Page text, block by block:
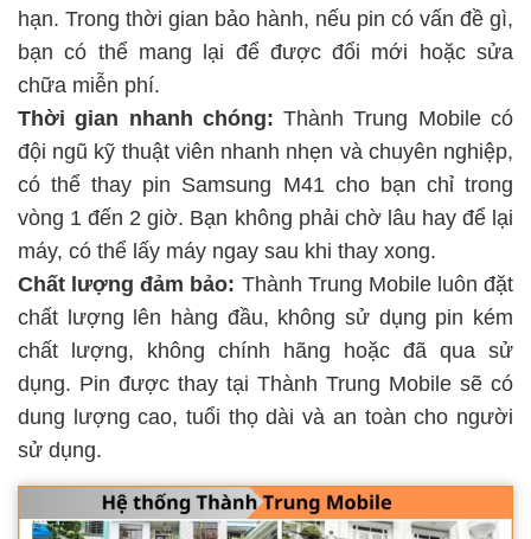
hạn. Trong thời gian bảo hành, nếu pin có vấn đề gì,
bạn có thể mang lại để được đổi mới hoặc sửa
chữa miễn phí.
Thời gian nhanh chóng: Thành Trung Mobile có
đội ngũ kỹ thuật viên nhanh nhẹn và chuyên nghiệp,
có thể thay pin Samsung M41 cho bạn chỉ trong
vòng 1 đến 2 giờ. Bạn không phải chờ lâu hay để lại
máy, có thể lấy máy ngay sau khi thay xong.
Chất lượng đảm bảo: Thành Trung Mobile luôn đặt
chất lượng lên hàng đầu, không sử dụng pin kém
chất lượng, không chính hãng hoặc đã qua sử
dụng. Pin được thay tại Thành Trung Mobile sẽ có
dung lượng cao, tuổi thọ dài và an toàn cho người
sử dụng.